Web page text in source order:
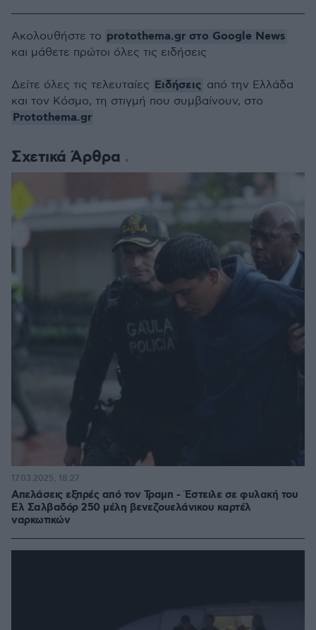
Σχετικά Άρθρα
Απελάσεις εξπρές από τον Τραμπ - Έστειλε σε φυλακή του
Ελ Σαλβαδόρ 250 μέλη βενεζουελάνικου καρτέλ
ναρκωτικών
17.03.2025, 18:27
Ακολουθήστε το protothema.gr στο Google News
και μάθετε πρώτοι όλες τις ειδήσεις
Δείτε όλες τις τελευταίες Ειδήσεις από την Ελλάδα
και τον Κόσμο, τη στιγμή που συμβαίνουν, στο
Protothema.gr